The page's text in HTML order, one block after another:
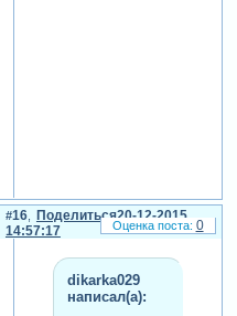
предоставили для работы
такие качественные фото и,
Поделиться
16
20-12-2015
14:57:17
dikarka029
написал(а):
0